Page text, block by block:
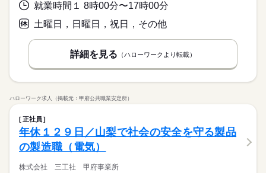
就業時間１ 8時00分〜17時00分
土曜日，日曜日，祝日，その他
詳細を見る （ハローワークより転載）
ハローワーク求人（掲載元：甲府公共職業安定所）
正社員
年休１２９日／山梨で社会の安全を守る製品
の製造職（電気）
株式会社 三工社 甲府事業所